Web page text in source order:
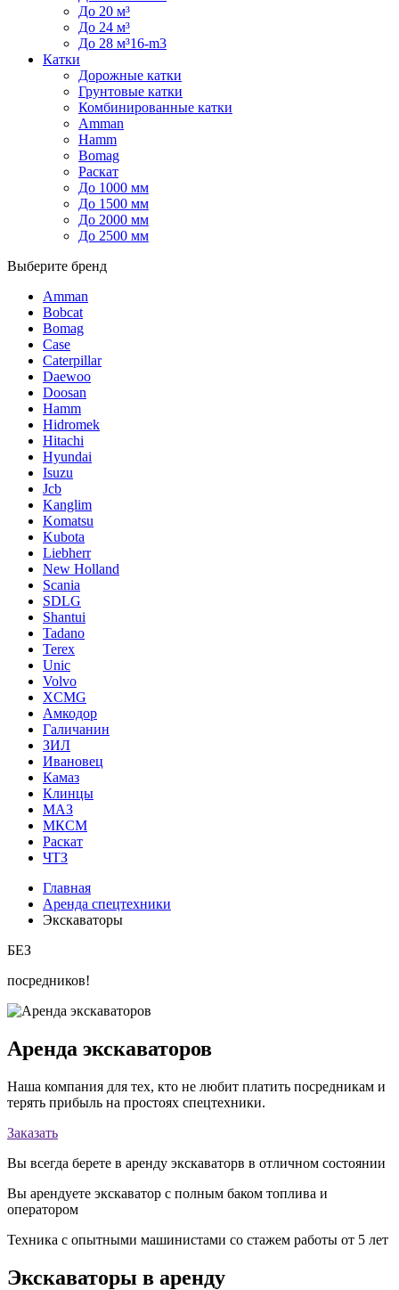
До 20 м³
До 24 м³
До 28 м³16-m3
Катки
Дорожные катки
Грунтовые катки
Комбинированные катки
Amman
Hamm
Bomag
Раскат
До 1000 мм
До 1500 мм
До 2000 мм
До 2500 мм
Выберите бренд
Amman
Bobcat
Bomag
Case
Caterpillar
Daewoo
Doosan
Hamm
Hidromek
Hitachi
Hyundai
Isuzu
Jcb
Kanglim
Komatsu
Kubota
Liebherr
New Holland
Scania
SDLG
Shantui
Tadano
Terex
Unic
Volvo
XCMG
Амкодор
Галичанин
ЗИЛ
Ивановец
Камаз
Клинцы
МАЗ
МКСМ
Раскат
ЧТЗ
Главная
Аренда спецтехники
Экскаваторы
БЕЗ
посредников!
Аренда экскаваторов
Наша компания для тех, кто не любит платить посредникам и
терять прибыль на простоях спецтехники.
Заказать
Вы всегда берете в аренду экскаваторв в отличном состоянии
Вы арендуете экскаватор с полным баком топлива и
оператором
Техника с опытными машинистами со стажем работы от 5 лет
Экскаваторы в аренду